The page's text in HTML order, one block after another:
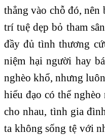
thẳng vào chỗ đó, nên
trí tuệ dẹp bỏ tham
đầy đủ tình thương
niệm hại người hay
nghèo khổ, nhưng
hiểu đạo có thể
cho nhau, tình gia
ta không sống tệ với